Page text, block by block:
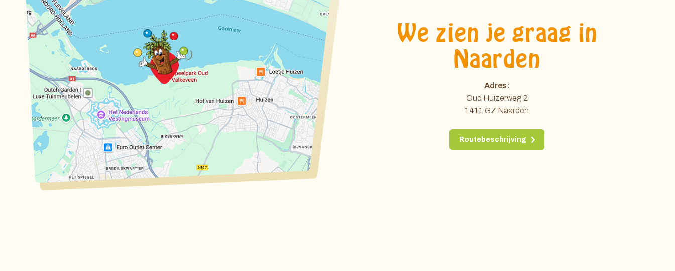
We zien je graag in
Naarden
Adres:
Oud Huizerweg 2
1411 GZ Naarden
Routebeschrijving